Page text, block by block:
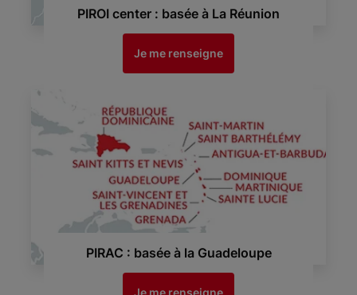
PIROI center : basée à La Réunion
Je me renseigne
PIRAC : basée à la Guadeloupe
Je me renseigne